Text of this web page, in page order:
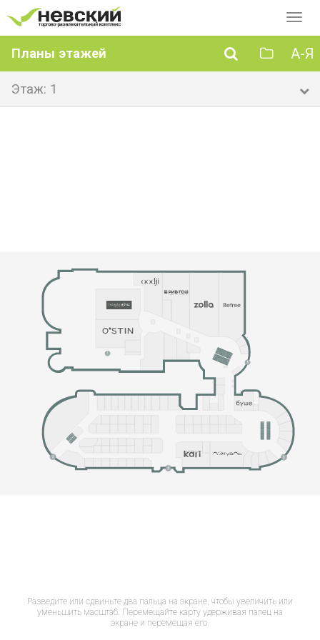
Планы этажей А-Я
Этаж: 1
Разведите или сдвиньте два пальца на экране, чтобы увеличить или
уменьшить масштаб. Перемещайте карту удерживая палец на
экране и перемещая его.